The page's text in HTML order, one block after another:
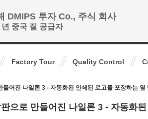
DMIPS 투자 Co., 주식 회사
년 중국 질 공급자
Factory Tour Quality Control
들어진 나일론 3 - 자동화된 인쇄된 로고를 포장하는 옆
판으로 만들어진 나일론 3 - 자동화